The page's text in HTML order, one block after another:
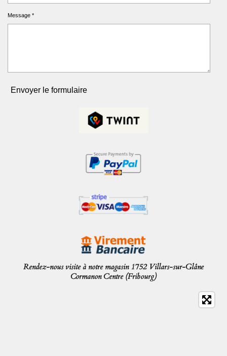
Message *
Envoyer le formulaire
Rendez-nous visite à notre magasin 1752 Villars-sur-Glâne
Cormanon Centre (Fribourg)